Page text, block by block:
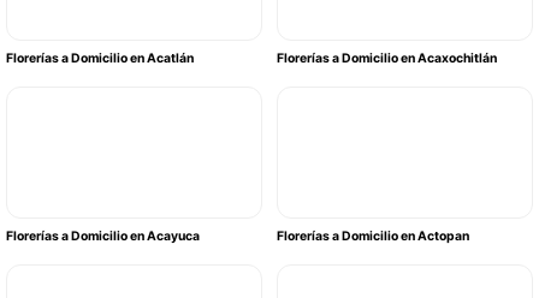
Florerías a Domicilio en Acatlán Florerías a Domicilio en Acaxochitlán
Florerías a Domicilio en Acayuca Florerías a Domicilio en Actopan